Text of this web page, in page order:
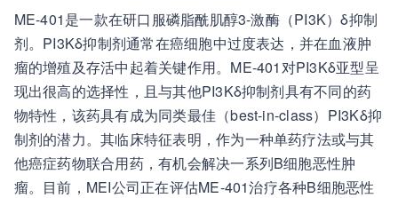
ME-401是一款在研口服磷脂酰肌醇3-激酶（PI3K）δ抑制
剂。PI3Kδ抑制剂通常在癌细胞中过度表达，并在血液肿
瘤的增殖及存活中起着关键作用。ME-401对PI3Kδ亚型呈
现出很高的选择性，且与其他PI3Kδ抑制剂具有不同的药
物特性，该药具有成为同类最佳（best-in-class）PI3Kδ抑
制剂的潜力。其临床特征表明，作为一种单药疗法或与其
他癌症药物联合用药，有机会解决一系列B细胞恶性肿
瘤。目前，MEI公司正在评估ME-401治疗各种B细胞恶性